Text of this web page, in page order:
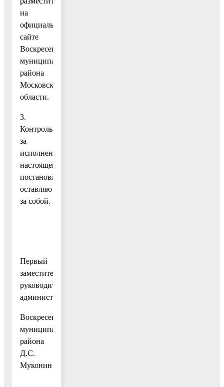
на
официальном
сайте
Воскресенского
муниципального
района
Московской
области.
3.
Контроль
за
исполнением
настоящего
постановления
оставляю
за собой.
Первый
заместитель
руководителя
администрации
Воскресенского
муниципального
района
Д.С.
Муконин